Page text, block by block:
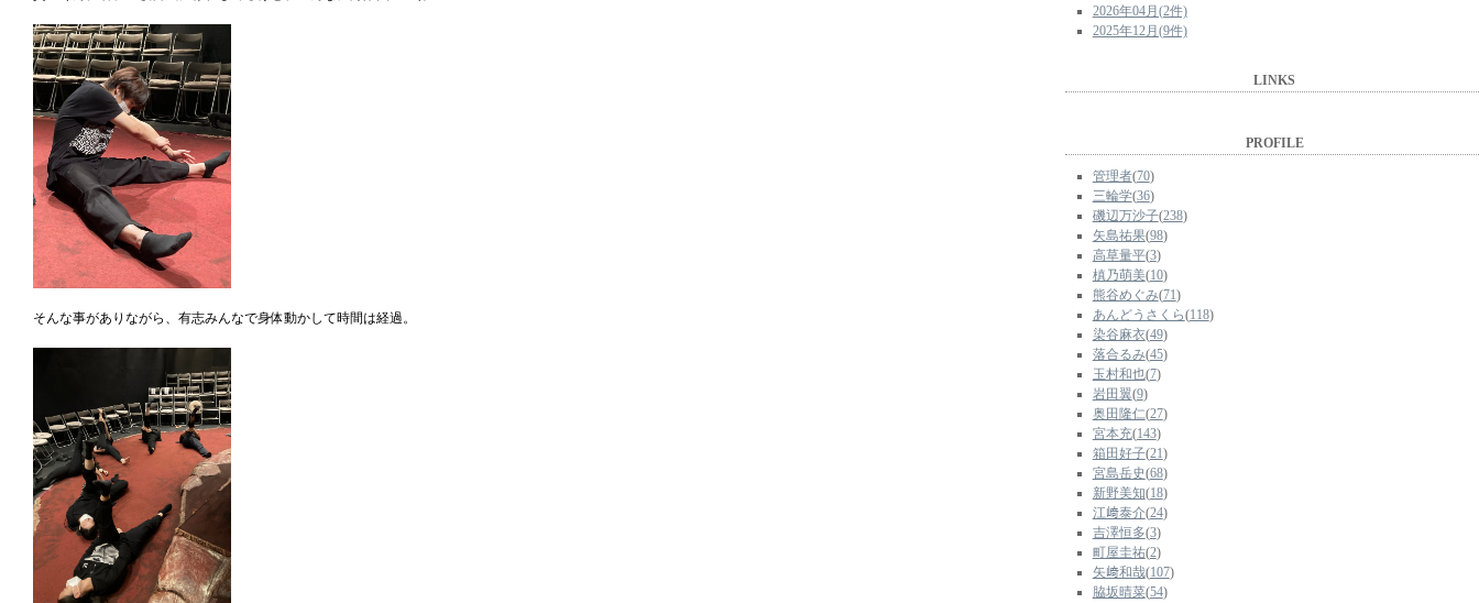
そんな事がありながら、有志みんなで身体動かして時間は経過。
2026年04月(2件)
2025年12月(9件)
LINKS
PROFILE
管理者(70)
三輪学(36)
磯辺万沙子(238)
矢島祐果(98)
高草量平(3)
槙乃萌美(10)
熊谷めぐみ(71)
あんどうさくら(118)
染谷麻衣(49)
落合るみ(45)
玉村和也(7)
岩田翼(9)
奥田隆仁(27)
宮本充(143)
箱田好子(21)
宮島岳史(68)
新野美知(18)
江﨑泰介(24)
吉澤恒多(3)
町屋圭祐(2)
矢﨑和哉(107)
脇坂晴菜(54)